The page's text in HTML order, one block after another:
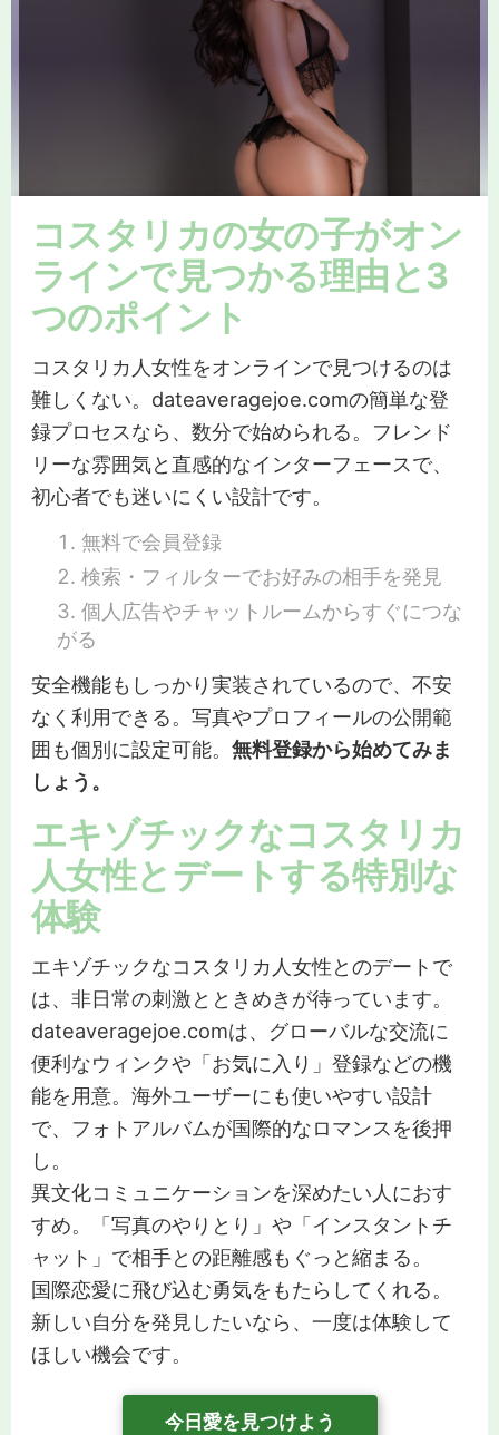
コスタリカの女の子がオン
ラインで見つかる理由と3
つのポイント
コスタリカ人女性をオンラインで見つけるのは
難しくない。dateaveragejoe.comの簡単な登
録プロセスなら、数分で始められる。フレンド
リーな雰囲気と直感的なインターフェースで、
初心者でも迷いにくい設計です。
無料で会員登録
検索・フィルターでお好みの相手を発見
個人広告やチャットルームからすぐにつな
がる
安全機能もしっかり実装されているので、不安
なく利用できる。写真やプロフィールの公開範
囲も個別に設定可能。 無料登録から始めてみま
しょう。
エキゾチックなコスタリカ
人女性とデートする特別な
体験
エキゾチックなコスタリカ人女性とのデートで
は、非日常の刺激とときめきが待っています。
dateaveragejoe.comは、グローバルな交流に
便利なウィンクや「お気に入り」登録などの機
能を用意。海外ユーザーにも使いやすい設計
で、フォトアルバムが国際的なロマンスを後押
し。
異文化コミュニケーションを深めたい人におす
すめ。「写真のやりとり」や「インスタントチ
ャット」で相手との距離感もぐっと縮まる。
国際恋愛に飛び込む勇気をもたらしてくれる。
新しい自分を発見したいなら、一度は体験して
ほしい機会です。
今日愛を見つけよう